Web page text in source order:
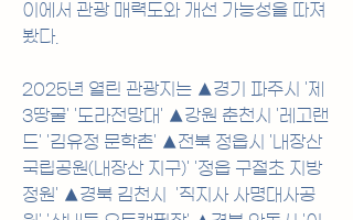
이에서 관광 매력도와 개선 가능성을 따져
봤다.
2025년 열린 관광지는 ▲경기 파주시 '제
3땅굴' '도라전망대' ▲강원 춘천시 '레고랜
드' '김유정 문학촌' ▲전북 정읍시 '내장산
국립공원(내장산 지구)' '정읍 구절초 지방
정원' ▲경북 김천시  '직지사 사명대사공